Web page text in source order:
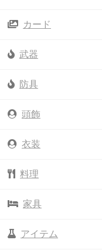
カード
武器
防具
頭飾
衣装
料理
家具
アイテム